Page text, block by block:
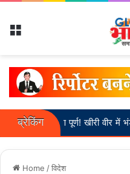
Menu
ब्रेकिंग
पूर्ण! खीरी वीर में भंडारा आज
Home /विदेश